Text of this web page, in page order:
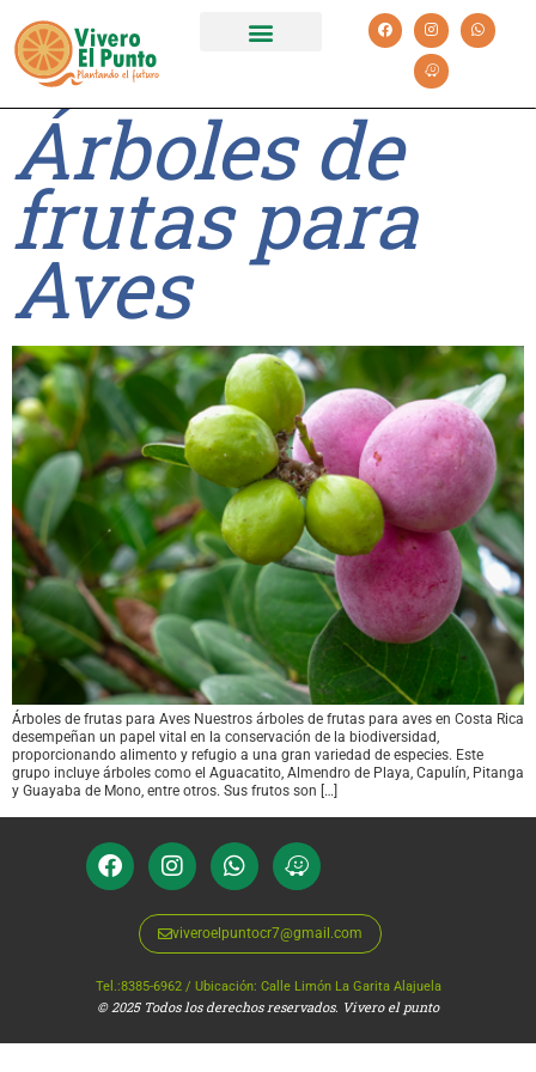
Árboles de
frutas para
Aves
Árboles de frutas para Aves Nuestros árboles de frutas para aves en Costa Rica
desempeñan un papel vital en la conservación de la biodiversidad,
proporcionando alimento y refugio a una gran variedad de especies. Este
grupo incluye árboles como el Aguacatito, Almendro de Playa, Capulín, Pitanga
y Guayaba de Mono, entre otros. Sus frutos son […]
viveroelpuntocr7@gmail.com
Tel.:8385-6962 / Ubicación: Calle Limón La Garita Alajuela
© 2025 Todos los derechos reservados. Vivero el punto